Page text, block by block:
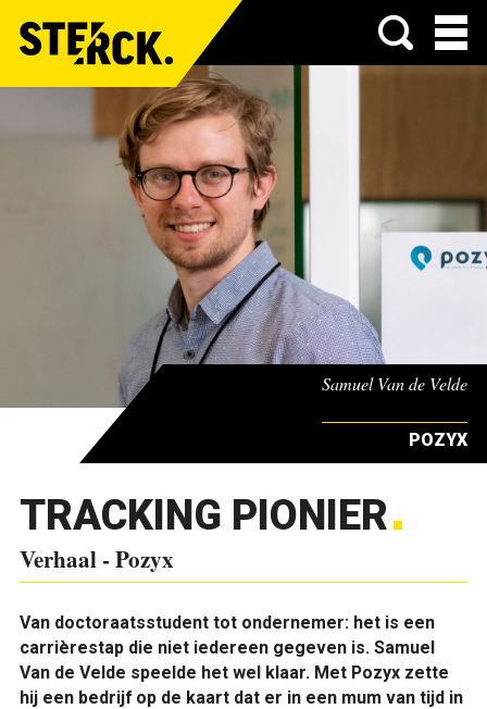
Menu
Samuel Van de Velde
POZYX
TRACKING PIONIER
Verhaal - Pozyx
Van doctoraatsstudent tot ondernemer: het is een
carrièrestap die niet iedereen gegeven is. Samuel
Van de Velde speelde het wel klaar. Met Pozyx zette
hij een bedrijf op de kaart dat er in een mum van tijd in